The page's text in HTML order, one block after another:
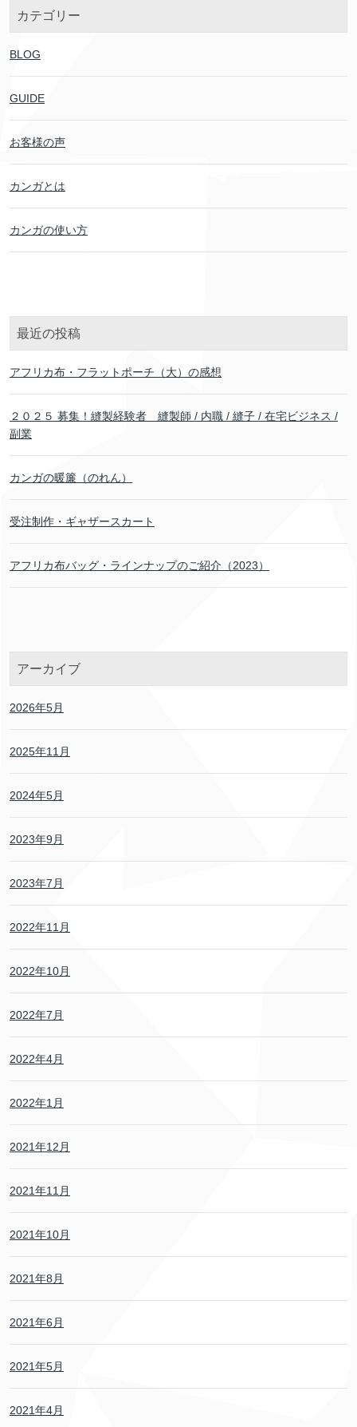
カテゴリー
BLOG
GUIDE
お客様の声
カンガとは
カンガの使い方
最近の投稿
アフリカ布・フラットポーチ（大）の感想
２０２５ 募集！縫製経験者 縫製師 / 内職 / 縫子 / 在宅ビジネス /
副業
カンガの暖簾（のれん）
受注制作・ギャザースカート
アフリカ布バッグ・ラインナップのご紹介（2023）
アーカイブ
2026年5月
2025年11月
2024年5月
2023年9月
2023年7月
2022年11月
2022年10月
2022年7月
2022年4月
2022年1月
2021年12月
2021年11月
2021年10月
2021年8月
2021年6月
2021年5月
2021年4月